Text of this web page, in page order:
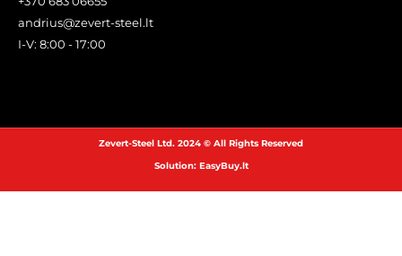
andrius@zevert-steel.lt
I-V: 8:00 - 17:00
Zevert-Steel Ltd. 2024 © All Rights Reserved
Solution: EasyBuy.lt